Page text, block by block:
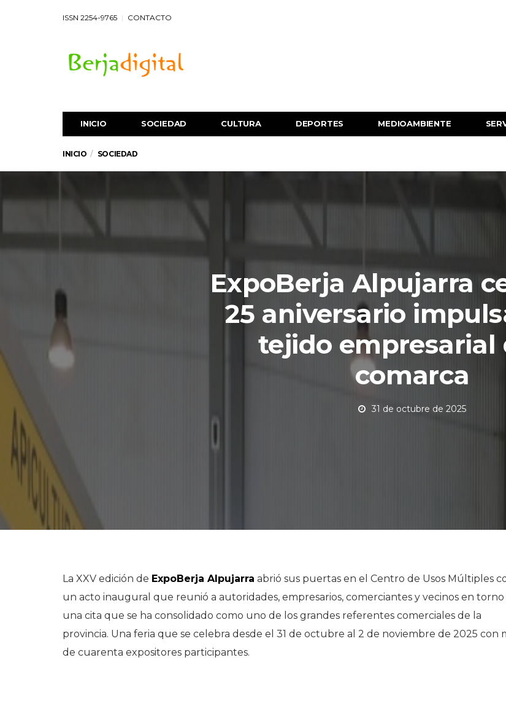
ISSN 2254-9765 CONTACTO
INICIO SOCIEDAD CULTURA DEPORTES MEDIOAMBIENTE
INICIO SOCIEDAD
ExpoBerja Alpujarra
25 aniversario
tejido empresarial
comarca
31 de octubre de 2025
La XXV edición de ExpoBerja Alpujarra abrió sus puertas en el Centro de Usos Múltiples
un acto inaugural que reunió a autoridades, empresarios, comerciantes y vecinos en torno
una cita que se ha consolidado como uno de los grandes referentes comerciales de la
provincia. Una feria que se celebra desde el 31 de octubre al 2 de noviembre de 2025 con
de cuarenta expositores participantes.